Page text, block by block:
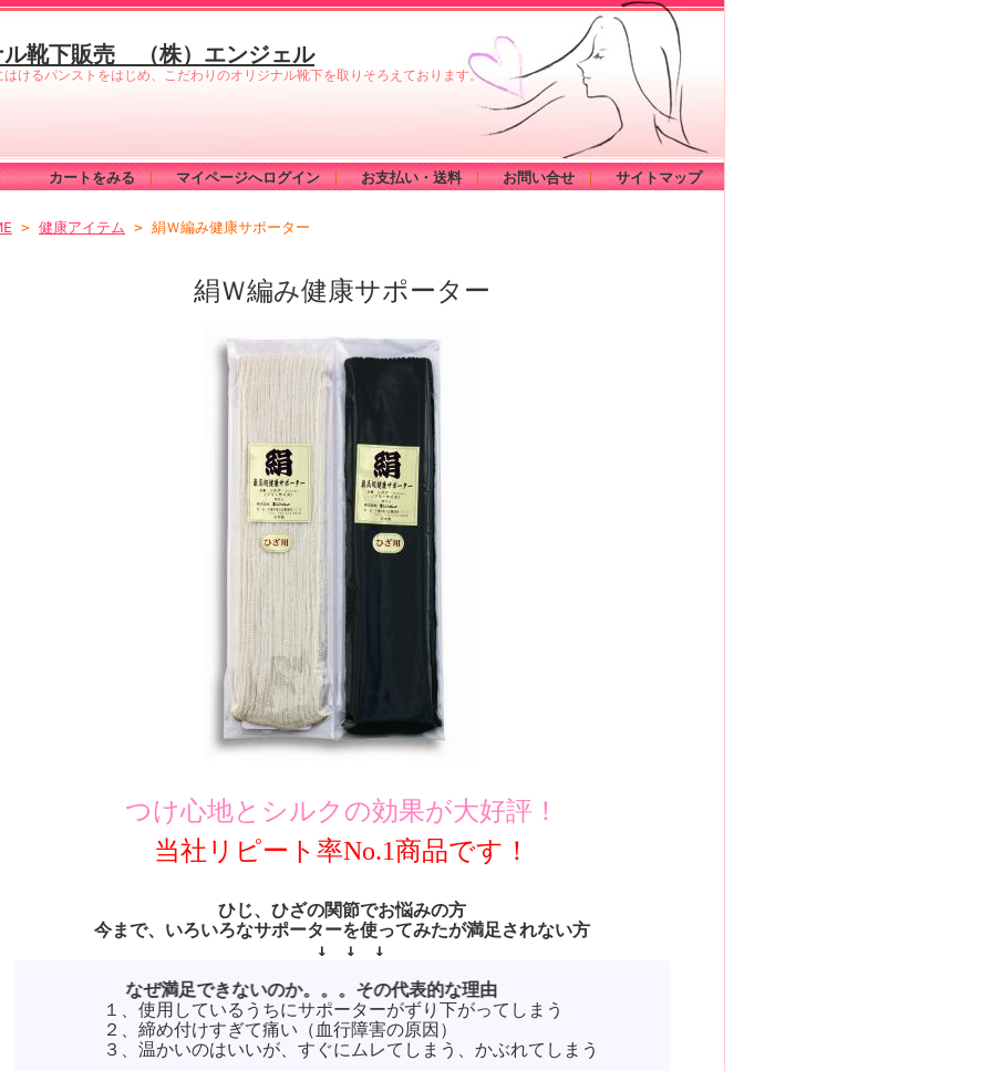
ル靴下販売 （株）エンジェル
けるパンストをはじめ、こだわりのオリジナル靴下を取りそろえております。
カートをみる ｜ マイページへログイン ｜ お支払い・送料｜ お問い合せ ｜ サイトマップ
> 健康アイテム > 絹Ｗ編み健康サポーター
絹Ｗ編み健康サポーター
つけ心地とシルクの効果が大好評！
当社リピート率No.1商品です！
ひじ、ひざの関節でお悩みの方
今まで、いろいろなサポーターを使ってみたが満足されない方
↓ ↓ ↓
なぜ満足できないのか。。。その代表的な理由
１、使用しているうちにサポーターがずり下がってしまう
２、締め付けすぎて痛い（血行障害の原因）
３、温かいのはいいが、すぐにムレてしまう、かぶれてしまう